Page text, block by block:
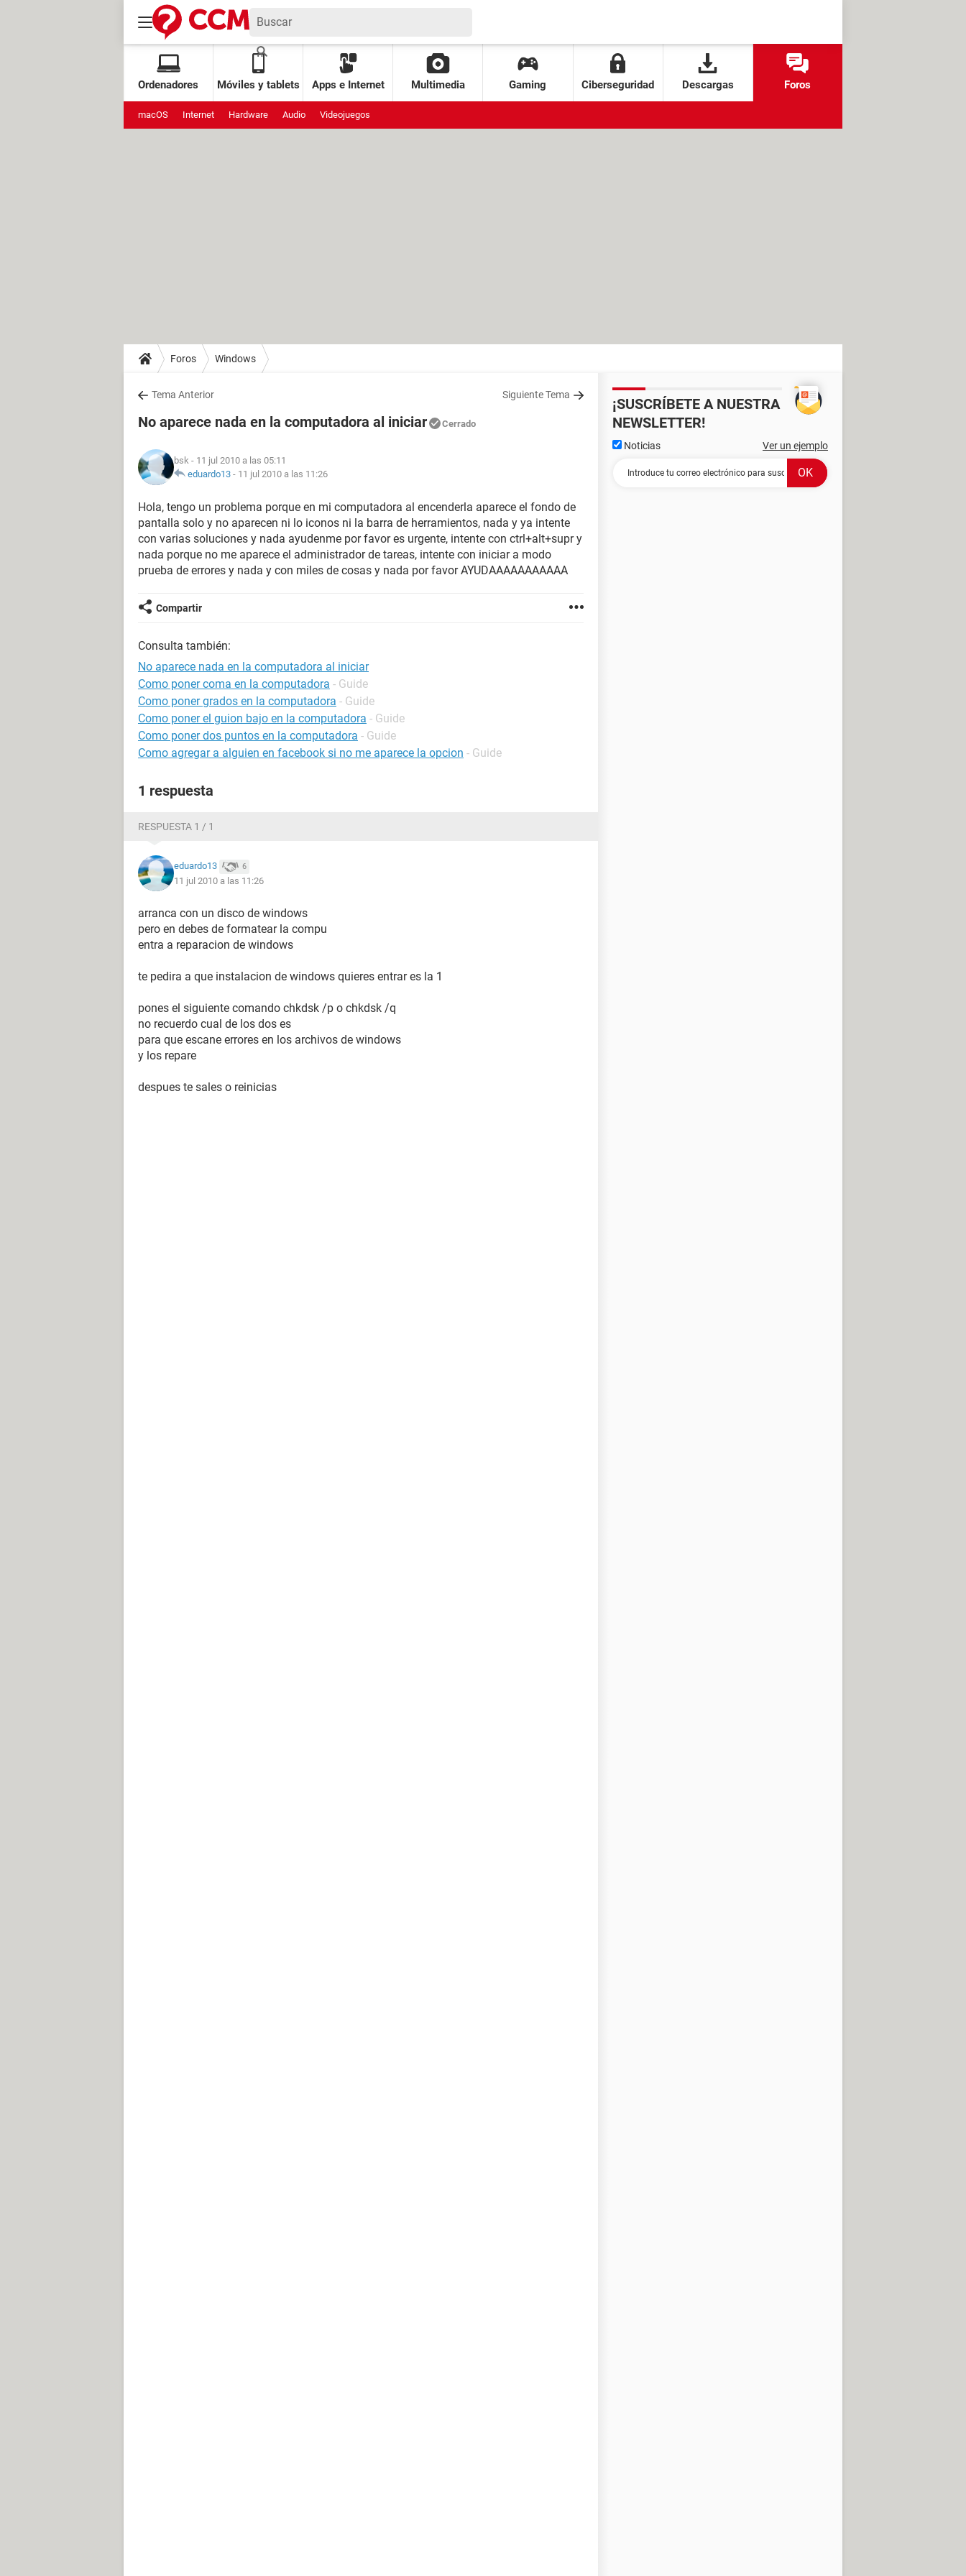
Ordenadores Móviles y tablets Apps e Internet Multimedia Gaming Ciberseguridad Descargas Foros
macOS Internet Hardware Audio Videojuegos
Foros Windows
Tema Anterior Siguiente Tema
No aparece nada en la computadora al iniciar Cerrado
bsk - 11 jul 2010 a las 05:11
eduardo13 - 11 jul 2010 a las 11:26
Hola, tengo un problema porque en mi computadora al encenderla aparece el fondo de
pantalla solo y no aparecen ni lo iconos ni la barra de herramientos, nada y ya intente
con varias soluciones y nada ayudenme por favor es urgente, intente con ctrl+alt+supr y
nada porque no me aparece el administrador de tareas, intente con iniciar a modo
prueba de errores y nada y con miles de cosas y nada por favor AYUDAAAAAAAAAAA
Compartir
Consulta también:
No aparece nada en la computadora al iniciar
Como poner coma en la computadora - Guide
Como poner grados en la computadora - Guide
Como poner el guion bajo en la computadora - Guide
Como poner dos puntos en la computadora - Guide
Como agregar a alguien en facebook si no me aparece la opcion - Guide
1 respuesta
RESPUESTA 1 / 1
eduardo13 6
11 jul 2010 a las 11:26
arranca con un disco de windows
pero en debes de formatear la compu
entra a reparacion de windows
te pedira a que instalacion de windows quieres entrar es la 1
pones el siguiente comando chkdsk /p o chkdsk /q
no recuerdo cual de los dos es
para que escane errores en los archivos de windows
y los repare
despues te sales o reinicias
¡SUSCRÍBETE A NUESTRA
NEWSLETTER!
Noticias Ver un ejemplo